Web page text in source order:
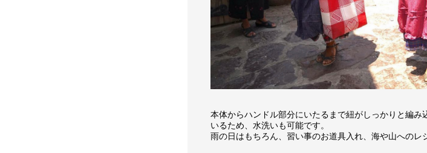
本体からハンドル部分にいたるまで紐がしっかりと編
いるため、水洗いも可能です。
雨の日はもちろん、習い事のお道具入れ、海や山へのレ